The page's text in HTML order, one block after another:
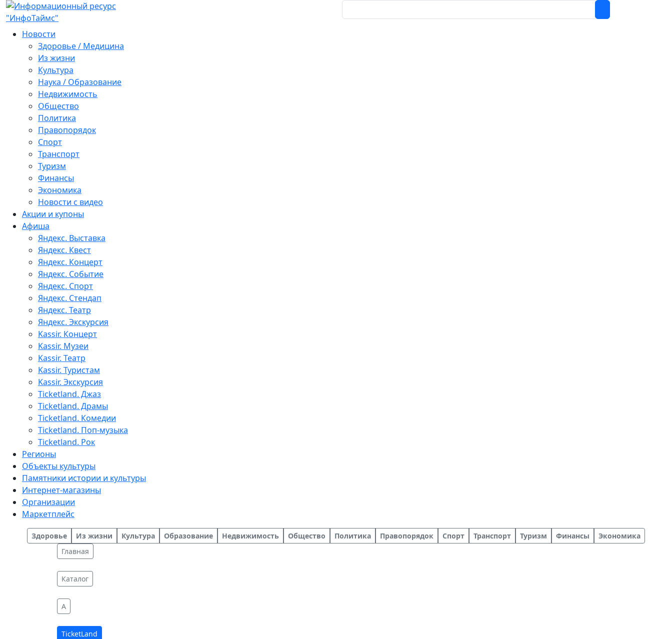
Новости
Здоровье / Медицина
Из жизни
Культура
Наука / Образование
Недвижимость
Общество
Политика
Правопорядок
Спорт
Транспорт
Туризм
Финансы
Экономика
Новости с видео
Акции и купоны
Афиша
Яндекс. Выставка
Яндекс. Квест
Яндекс. Концерт
Яндекс. Событие
Яндекс. Спорт
Яндекс. Стендап
Яндекс. Театр
Яндекс. Экскурсия
Kassir. Концерт
Kassir. Музеи
Kassir. Театр
Kassir. Туристам
Kassir. Экскурсия
Ticketland. Джаз
Ticketland. Драмы
Ticketland. Комедии
Ticketland. Поп-музыка
Ticketland. Рок
Регионы
Объекты культуры
Памятники истории и культуры
Интернет-магазины
Организации
Маркетплейс
Здоровье Из жизни Культура Образование Недвижимость Общество Политика Правопорядок Спорт Транспорт Туризм Финансы
Экономика
Главная
Каталог
A
TicketLand